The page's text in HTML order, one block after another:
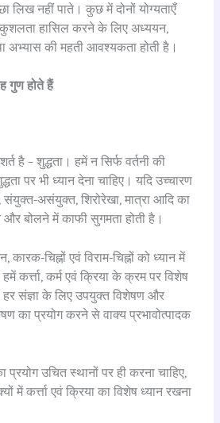
लिख नहीं पाते। कुछ में दोनों योग्यताएँ
हासिल करने के लिए अध्ययन,
अभ्यास की महती आवश्यकता होती है।
गुण होते हैं
है – शुद्धता। हमें न सिर्फ वर्तनी की
पर भी ध्यान देना चाहिए। यदि उच्चारण
संयुक्त-असंयुक्त, शिरोरेखा, मात्रा आदि का
और बोलने में काफी सुगमता होती है।
चिह्नों एवं विराम-चिह्नों को ध्यान में
कर्त्ता, कर्म एवं क्रिया के क्रम पर विशेष
हर संज्ञा के लिए उपयुक्त विशेषण और
का प्रयोग करने से वाक्य प्रभावोत्पादक
प्रयोग उचित स्थानों पर ही करना चाहिए,
में कर्त्ता एवं क्रिया का विशेष ध्यान रखना